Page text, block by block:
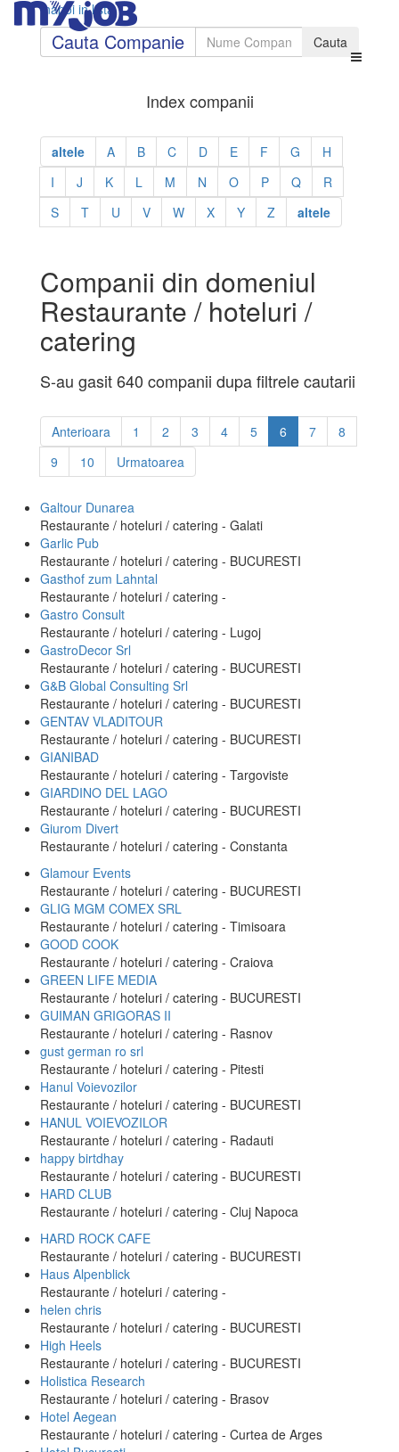
Inapoi in lista
Cauta Companie
Index companii
altele A B C D E F G
H
I
J K L M N O P Q
R
S
T U V W X Y Z altele
Companii din domeniul
Restaurante / hoteluri /
catering
S-au gasit 640 companii dupa filtrele cautarii
Anterioara 1 2 3 4 5 6 7
8
9
10 Urmatoarea
Galtour Dunarea
Restaurante / hoteluri / catering - Galati
Garlic Pub
Restaurante / hoteluri / catering - BUCURESTI
Gasthof zum Lahntal
Restaurante / hoteluri / catering -
Gastro Consult
Restaurante / hoteluri / catering - Lugoj
GastroDecor Srl
Restaurante / hoteluri / catering - BUCURESTI
G&B Global Consulting Srl
Restaurante / hoteluri / catering - BUCURESTI
GENTAV VLADITOUR
Restaurante / hoteluri / catering - BUCURESTI
GIANIBAD
Restaurante / hoteluri / catering - Targoviste
GIARDINO DEL LAGO
Restaurante / hoteluri / catering - BUCURESTI
Giurom Divert
Restaurante / hoteluri / catering - Constanta
Glamour Events
Restaurante / hoteluri / catering - BUCURESTI
GLIG MGM COMEX SRL
Restaurante / hoteluri / catering - Timisoara
GOOD COOK
Restaurante / hoteluri / catering - Craiova
GREEN LIFE MEDIA
Restaurante / hoteluri / catering - BUCURESTI
GUIMAN GRIGORAS II
Restaurante / hoteluri / catering - Rasnov
gust german ro srl
Restaurante / hoteluri / catering - Pitesti
Hanul Voievozilor
Restaurante / hoteluri / catering - BUCURESTI
HANUL VOIEVOZILOR
Restaurante / hoteluri / catering - Radauti
happy birtdhay
Restaurante / hoteluri / catering - BUCURESTI
HARD CLUB
Restaurante / hoteluri / catering - Cluj Napoca
HARD ROCK CAFE
Restaurante / hoteluri / catering - BUCURESTI
Haus Alpenblick
Restaurante / hoteluri / catering -
helen chris
Restaurante / hoteluri / catering - BUCURESTI
High Heels
Restaurante / hoteluri / catering - BUCURESTI
Holistica Research
Restaurante / hoteluri / catering - Brasov
Hotel Aegean
Restaurante / hoteluri / catering - Curtea de Arges